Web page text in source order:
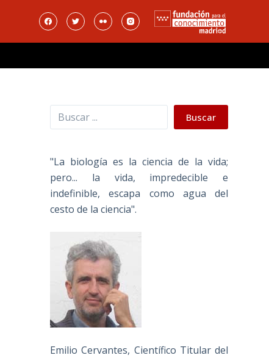
Buscar Buscar
"La biología es la ciencia de la vida;
pero... la vida, impredecible e
indefinible, escapa como agua del
cesto de la ciencia".
Emilio Cervantes, Científico Titular del